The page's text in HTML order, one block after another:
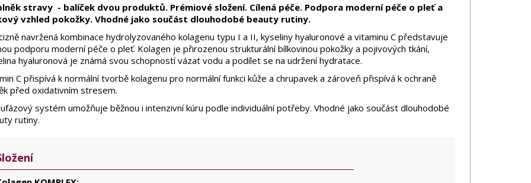
stravy - balíček dvou produktů. Prémiové složení. Cílená péče. Podpora moderní péče o pleť a
vzhled pokožky. Vhodné jako součást dlouhodobé beauty rutiny.
navržená kombinace hydrolyzovaného kolagenu typu I a II, kyseliny hyaluronové a vitaminu C představuje
podporu moderní péče o pleť. Kolagen je přirozenou strukturální bílkovinou pokožky a pojivových tkání,
hyaluronová je známá svou schopností vázat vodu a podílet se na udržení hydratace.
C přispívá k normální tvorbě kolagenu pro normální funkci kůže a chrupavek a zároveň přispívá k ochraně
před oxidativním stresem.
systém umožňuje běžnou i intenzivní kúru podle individuální potřeby. Vhodné jako součást dlouhodobé
rutiny.